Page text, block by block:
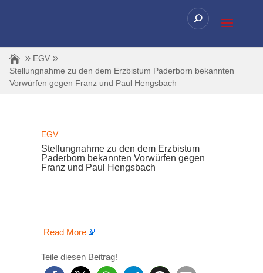
EGV
Stellungnahme zu den dem Erzbistum Paderborn bekannten
Vorwürfen gegen Franz und Paul Hengsbach
EGV
Stellungnahme zu den dem Erzbistum
Paderborn bekannten Vorwürfen gegen
Franz und Paul Hengsbach
Read More
Teile diesen Beitrag!